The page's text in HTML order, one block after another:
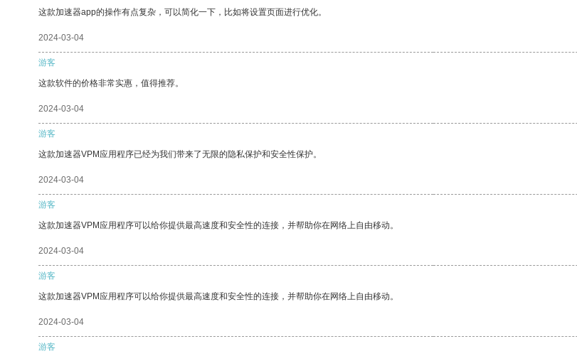
这款加速器app的操作有点复杂，可以简化一下，比如将设置页面进行优化。
2024-03-04
游客
这款软件的价格非常实惠，值得推荐。
2024-03-04
游客
这款加速器VPM应用程序已经为我们带来了无限的隐私保护和安全性保护。
2024-03-04
游客
这款加速器VPM应用程序可以给你提供最高速度和安全性的连接，并帮助你在网络上自由移动。
2024-03-04
游客
这款加速器VPM应用程序可以给你提供最高速度和安全性的连接，并帮助你在网络上自由移动。
2024-03-04
游客